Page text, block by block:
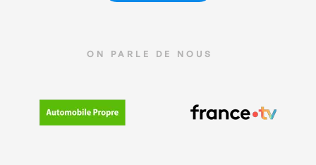
ON PARLE DE NOUS